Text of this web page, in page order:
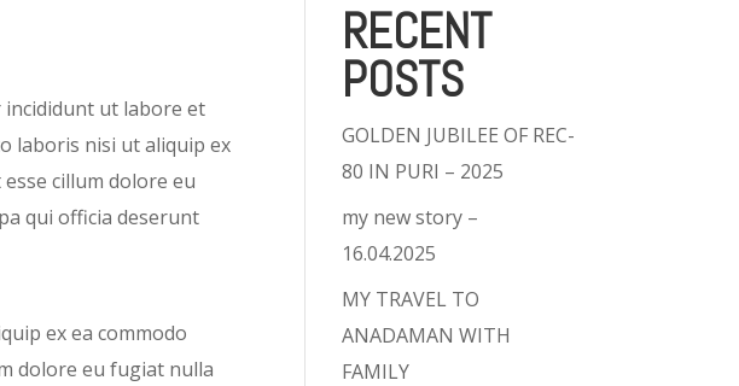
incididunt ut labore et
laboris nisi ut aliquip ex
cillum dolore eu
qui officia deserunt
ex ea commodo
dolore eu fugiat nulla
RECENT
POSTS
GOLDEN JUBILEE OF REC-
80 IN PURI – 2025
my new story –
16.04.2025
MY TRAVEL TO
ANADAMAN WITH
FAMILY